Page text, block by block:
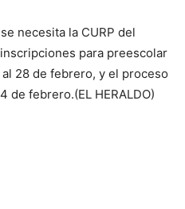
necesita la CURP del
para preescolar
28 de febrero, y el proceso
de febrero.(EL HERALDO)